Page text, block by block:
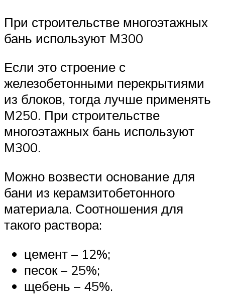
При строительстве многоэтажных
бань используют М300
Если это строение с
железобетонными перекрытиями
из блоков, тогда лучше применять
М250. При строительстве
многоэтажных бань используют
М300.
Можно возвести основание для
бани из керамзитобетонного
материала. Соотношения для
такого раствора:
цемент – 12%;
песок – 25%;
щебень – 45%.